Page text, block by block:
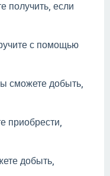
получить, если
с помощью
сможете добыть,
приобрести,
добыть,